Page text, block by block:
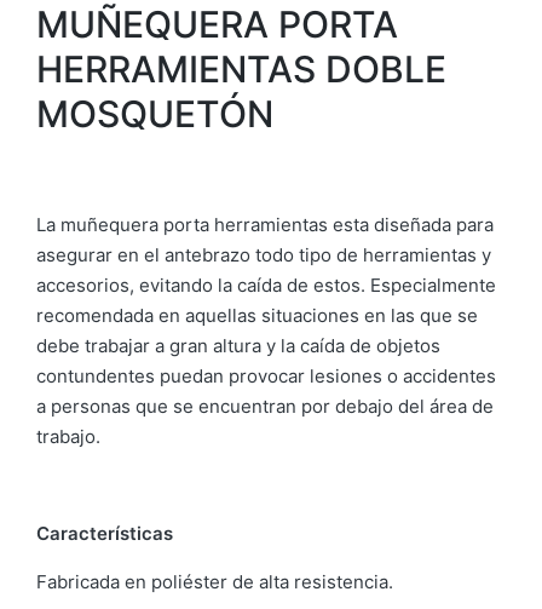
MUÑEQUERA PORTA
HERRAMIENTAS DOBLE
MOSQUETÓN
La muñequera porta herramientas esta diseñada para
asegurar en el antebrazo todo tipo de herramientas y
accesorios, evitando la caída de estos. Especialmente
recomendada en aquellas situaciones en las que se
debe trabajar a gran altura y la caída de objetos
contundentes puedan provocar lesiones o accidentes
a personas que se encuentran por debajo del área de
trabajo.
Características
Fabricada en poliéster de alta resistencia.